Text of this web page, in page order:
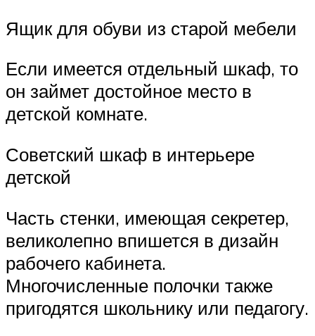
Ящик для обуви из старой мебели
Если имеется отдельный шкаф, то
он займет достойное место в
детской комнате.
Советский шкаф в интерьере
детской
Часть стенки, имеющая секретер,
великолепно впишется в дизайн
рабочего кабинета.
Многочисленные полочки также
пригодятся школьнику или педагогу.